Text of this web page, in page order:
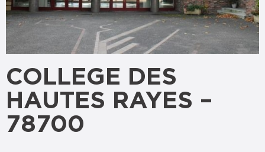
COLLEGE DES
HAUTES RAYES –
78700